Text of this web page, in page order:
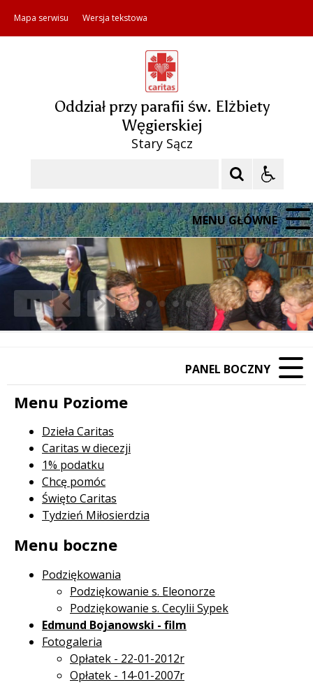
Mapa serwisu Wersja tekstowa
Oddział przy parafii św. Elżbiety
Węgierskiej
Stary Sącz
MENU GŁÓWNE
Poprzedni Element
Następny Element
❚❚
PANEL BOCZNY
Menu Poziome
Dzieła Caritas
Caritas w diecezji
1% podatku
Chcę pomóc
Święto Caritas
Tydzień Miłosierdzia
Menu boczne
Podziękowania
Podziękowanie s. Eleonorze
Podziękowanie s. Cecylii Sypek
Edmund Bojanowski - film
Fotogaleria
Opłatek - 22-01-2012r
Opłatek - 14-01-2007r